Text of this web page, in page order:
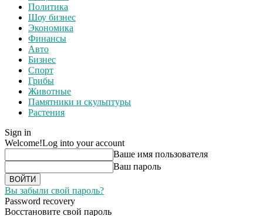
Политика
Шоу бизнес
Экономика
Финансы
Авто
Бизнес
Спорт
Грибы
Животные
Памятники и скульптуры
Растения
Sign in
Welcome!Log into your account
Ваше имя пользователя
Ваш пароль
Вы забыли свой пароль?
Password recovery
Восстановите свой пароль